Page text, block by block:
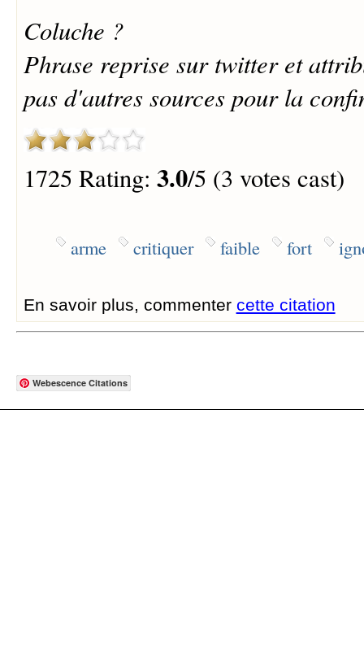
Coluche ?
Phrase reprise sur twitter et
pas d'autres sources pour la
1725 Rating: 3.0/5 (3 votes cast)
arme critiquer faible fort
En savoir plus, commenter cette citation
Webescence Citations